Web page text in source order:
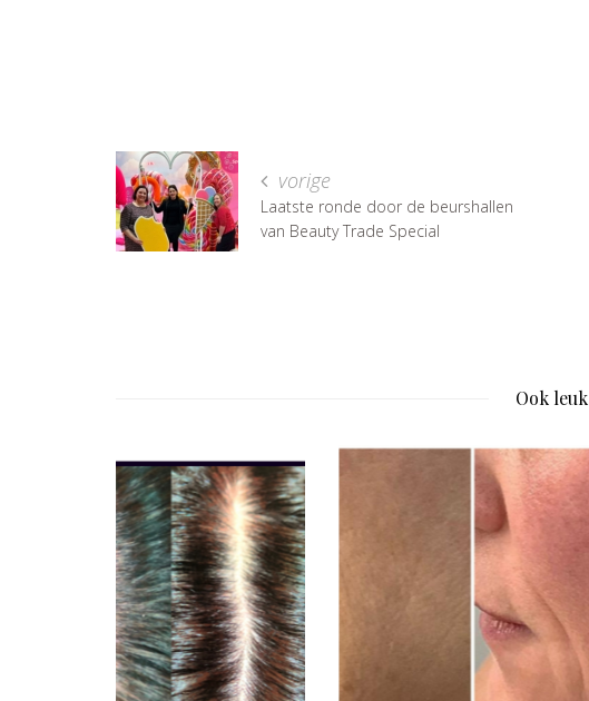
vorige
Laatste ronde door de beurshallen
van Beauty Trade Special
Ook leuk